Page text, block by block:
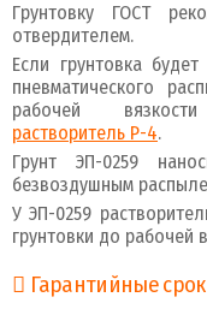
Грунтовку ГОСТ
отвердителем.
Если грунтовка
пневматического
рабочей
растворитель Р-4.
Грунт ЭП-0259
безвоздушным
У ЭП-0259
грунтовки до рабочей
Гарантийные